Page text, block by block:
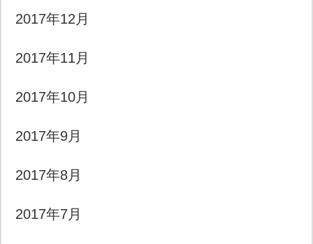
2017年12月
2017年11月
2017年10月
2017年9月
2017年8月
2017年7月